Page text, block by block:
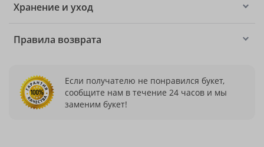
Хранение и уход
Правила возврата
Если получателю не понравился букет,
сообщите нам в течение 24 часов и мы
заменим букет!